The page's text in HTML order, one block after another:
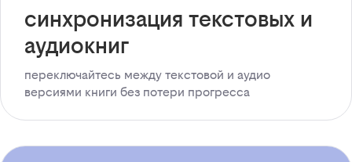
синхронизация текстовых и
аудиокниг
переключайтесь между текстовой и аудио
версиями книги без потери прогресса